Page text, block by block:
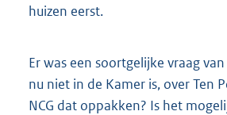
huizen eerst.
Er was een soortgelijke vraag
nu niet in de Kamer is, over Ten
NCG dat oppakken? Is het